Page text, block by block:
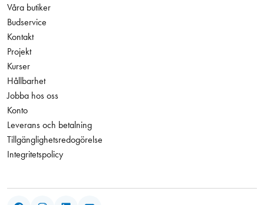
Våra butiker
Budservice
Kontakt
Projekt
Kurser
Hållbarhet
Jobba hos oss
Konto
Leverans och betalning
Tillgänglighetsredogörelse
Integritetspolicy